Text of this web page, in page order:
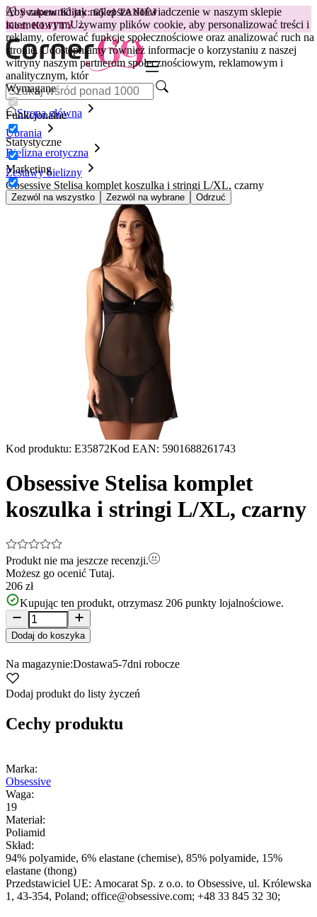
Aby zapewnić jak najlepsze doświadczenie w naszym sklepie
internetowym.Używamy plików cookie, aby personalizować treści i
reklamy, oferować funkcje społecznościowe oraz analizować ruch na
stronie. Udostępniamy również informacje o korzystaniu z naszej
witryny naszym partnerom społecznościowym, reklamowym i
analitycznym, któr
Wymagane
Funkcjonalne
Statystyczne
Marketing
Zezwól na wszystko Zezwól na wybrane Odrzuć
😽Svakom Klitty: 65 zł TANIEJ
Kod: KLITTY →
Strona główna
Ubrania
Bielizna erotyczna
Zestawy bielizny
Obsessive Stelisa komplet koszulka i stringi L/XL, czarny
Kod produktu: E35872Kod EAN: 5901688261743
Obsessive Stelisa komplet
koszulka i stringi L/XL, czarny
Produkt nie ma jeszcze recenzji.
Możesz go ocenić Tutaj.
206 zł
Kupując ten produkt, otrzymasz 206 punkty lojalnościowe.
Dodaj do koszyka
Na magazynie:Dostawa5-7dni robocze
Dodaj produkt do listy życzeń
Cechy produktu
Marka:
Obsessive
Waga:
19
Materiał:
Poliamid
Skład:
94% polyamide, 6% elastane (chemise), 85% polyamide, 15%
elastane (thong)
Przedstawiciel UE: Amocarat Sp. z o.o. to Obsessive, ul. Królewska
1 , 43-354, Poland; office@obsessive.com; +48 33 845 32 30;